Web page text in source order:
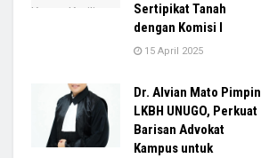
Sertipikat Tanah
dengan Komisi I
15 April 2025
Dr. Alvian Mato Pimpin
LKBH UNUGO, Perkuat
Barisan Advokat
Kampus untuk